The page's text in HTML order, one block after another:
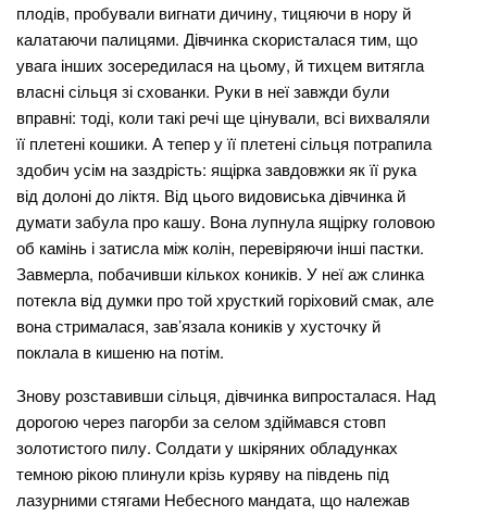
плодів, пробували вигнати дичину, тицяючи в нору й
калатаючи палицями. Дівчинка скористалася тим, що
увага інших зосередилася на цьому, й тихцем витягла
власні сільця зі схованки. Руки в неї завжди були
вправні: тоді, коли такі речі ще цінували, всі вихваляли
її плетені кошики. А тепер у її плетені сільця потрапила
здобич усім на заздрість: ящірка завдовжки як її рука
від долоні до ліктя. Від цього видовиська дівчинка й
думати забула про кашу. Вона лупнула ящірку головою
об камінь і затисла між колін, перевіряючи інші пастки.
Завмерла, побачивши кількох коників. У неї аж слинка
потекла від думки про той хрусткий горіховий смак, але
вона стрималася, зав’язала коників у хусточку й
поклала в кишеню на потім.
Знову розставивши сільця, дівчинка випросталася. Над
дорогою через пагорби за селом здіймався стовп
золотистого пилу. Солдати у шкіряних обладунках
темною рікою плинули крізь куряву на південь під
лазурними стягами Небесного мандата, що належав